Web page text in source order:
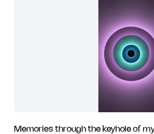
Memories through the keyhole of